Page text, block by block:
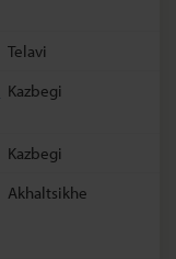
Telavi
Kazbegi
Kazbegi
Akhaltsikhe